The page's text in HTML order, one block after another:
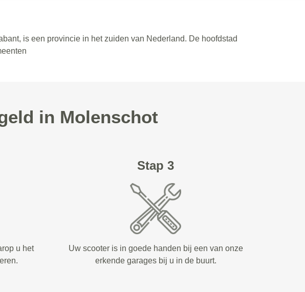
is een provincie in het zuiden van Nederland. De hoofdstad
in Molenschot
u het
Stap 3
Uw scooter is in goede handen bij een van onze
erkende garages bij u in de buurt.